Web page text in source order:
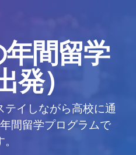
間留学
発）
テイしながら高校に通
間留学プログラムで
。